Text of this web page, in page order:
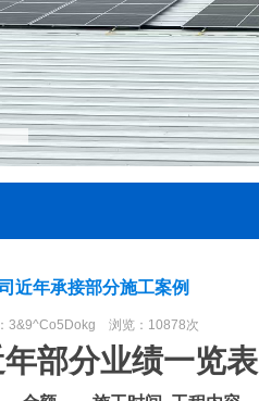
近年承接部分施工案例
3&9^Co5Dokg 浏览：10878次
部分业绩一览表